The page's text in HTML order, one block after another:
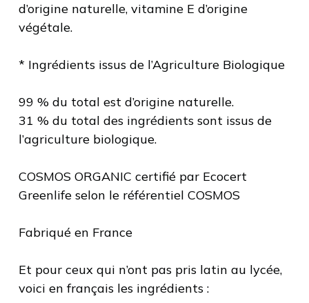
d’origine naturelle, vitamine E d’origine
végétale.
* Ingrédients issus de l’Agriculture Biologique
99 % du total est d’origine naturelle.
31 % du total des ingrédients sont issus de
l’agriculture biologique.
COSMOS ORGANIC certifié par Ecocert
Greenlife selon le référentiel COSMOS
Fabriqué en France
Et pour ceux qui n’ont pas pris latin au lycée,
voici en français les ingrédients :